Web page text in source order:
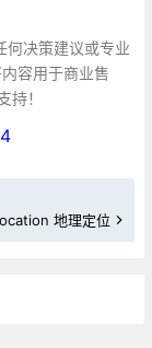
何决策建议或专业
容用于商业售
！
地理定位